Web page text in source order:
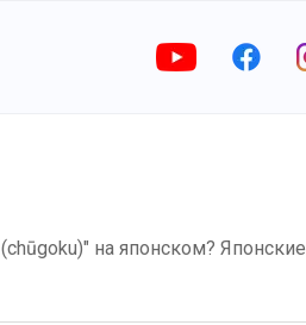
на японском?